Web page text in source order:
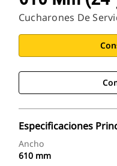
Cucharones De
Especificaciones
Ancho
610 mm